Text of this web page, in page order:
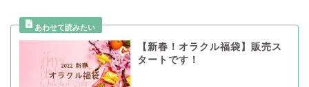
【新春！オラクル福袋】販売ス
タートです！